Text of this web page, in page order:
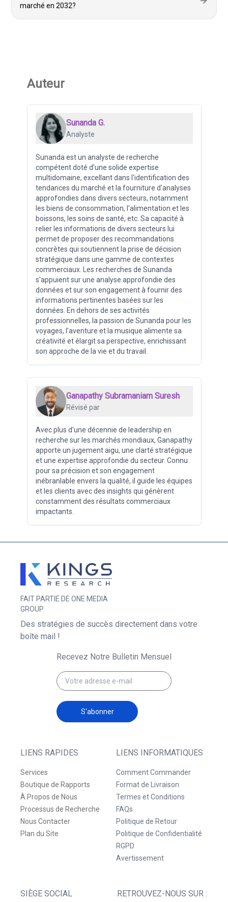
marché en 2032?
Auteur
Sunanda G.
Analyste
Sunanda est un analyste de recherche
compétent doté d'une solide expertise
multidomaine, excellant dans l'identification des
tendances du marché et la fourniture d'analyses
approfondies dans divers secteurs, notamment
les biens de consommation, l'alimentation et les
boissons, les soins de santé, etc. Sa capacité à
relier les informations de divers secteurs lui
permet de proposer des recommandations
concrètes qui soutiennent la prise de décision
stratégique dans une gamme de contextes
commerciaux. Les recherches de Sunanda
s'appuient sur une analyse approfondie des
données et sur son engagement à fournir des
informations pertinentes basées sur les
données. En dehors de ses activités
professionnelles, la passion de Sunanda pour les
voyages, l'aventure et la musique alimente sa
créativité et élargit sa perspective, enrichissant
son approche de la vie et du travail.
Ganapathy Subramaniam Suresh
Révisé par
Avec plus d'une décennie de leadership en
recherche sur les marchés mondiaux, Ganapathy
apporte un jugement aigu, une clarté stratégique
et une expertise approfondie du secteur. Connu
pour sa précision et son engagement
inébranlable envers la qualité, il guide les équipes
et les clients avec des insights qui génèrent
constamment des résultats commerciaux
impactants.
FAIT PARTIE DE ONE MEDIA
GROUP
LIENS RAPIDES
Services
Boutique de Rapports
À Propos de Nous
Processus de Recherche
Nous Contacter
Plan du Site
LIENS INFORMATIQUES
Comment Commander
Format de Livraison
Termes et Conditions
FAQs
Politique de Retour
Politique de Confidentialité
RGPD
Avertissement
SIÈGE SOCIAL RETROUVEZ-NOUS SUR :
Des stratégies de succès directement dans votre
boîte mail !
Recevez Notre Bulletin Mensuel
S'abonner